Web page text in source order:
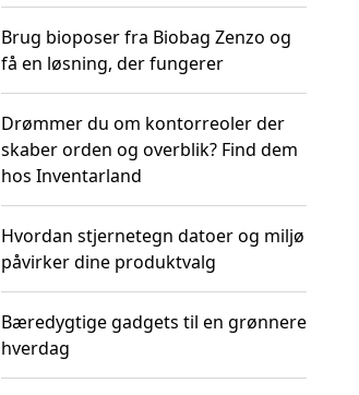
Brug bioposer fra Biobag Zenzo og
få en løsning, der fungerer
Drømmer du om kontorreoler der
skaber orden og overblik? Find dem
hos Inventarland
Hvordan stjernetegn datoer og miljø
påvirker dine produktvalg
Bæredygtige gadgets til en grønnere
hverdag